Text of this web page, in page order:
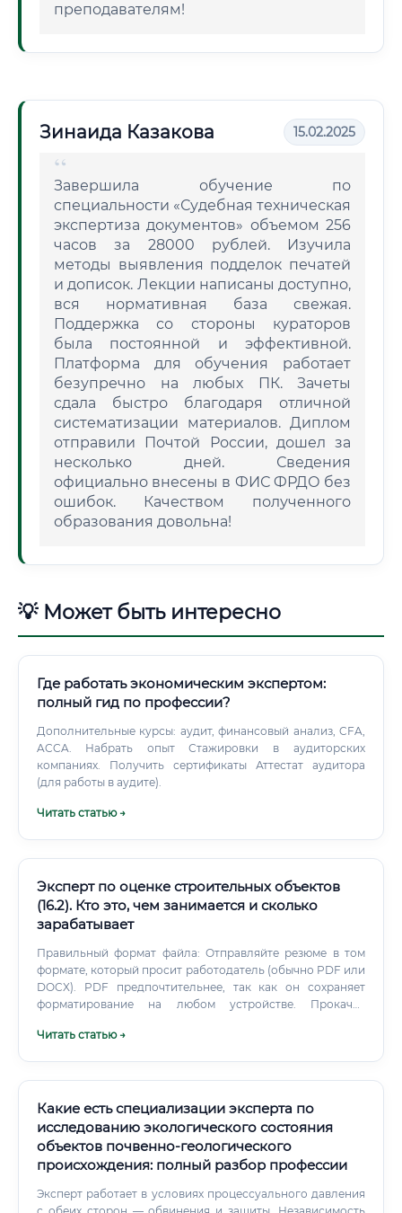
преподавателям!
Зинаида Казакова 15.02.2025
Завершила обучение по
специальности «Судебная техническая
экспертиза документов» объемом 256
часов за 28000 рублей. Изучила
методы выявления подделок печатей
и дописок. Лекции написаны доступно,
вся нормативная база свежая.
Поддержка со стороны кураторов
была постоянной и эффективной.
Платформа для обучения работает
безупречно на любых ПК. Зачеты
сдала быстро благодаря отличной
систематизации материалов. Диплом
отправили Почтой России, дошел за
несколько дней. Сведения
официально внесены в ФИС ФРДО без
ошибок. Качеством полученного
образования довольна!
💡 Может быть интересно
Где работать экономическим экспертом:
полный гид по профессии?
Дополнительные курсы: аудит, финансовый анализ, CFA,
ACCA. Набрать опыт Стажировки в аудиторских
компаниях. Получить сертификаты Аттестат аудитора
(для работы в аудите).
Читать статью →
Эксперт по оценке строительных объектов
(16.2). Кто это, чем занимается и сколько
зарабатывает
Правильный формат файла: Отправляйте резюме в том
формате, который просит работодатель (обычно PDF или
DOCX). PDF предпочтительнее, так как он сохраняет
форматирование на любом устройстве. Прокачка
Читать статью →
Какие есть специализации эксперта по
исследованию экологического состояния
объектов почвенно-геологического
происхождения: полный разбор профессии
Эксперт работает в условиях процессуального давления